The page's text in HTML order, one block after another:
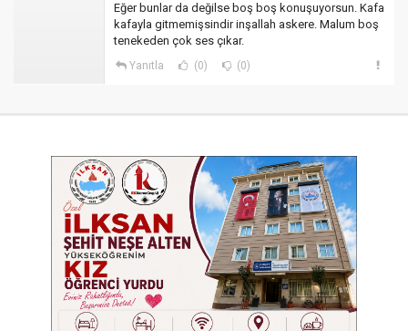
Eğer bunlar da değilse boş boş konuşuyorsun. Kafa
kafayla gitmemişsindir inşallah askere. Malum boş
tenekeden çok ses çıkar.
Yanıtla (0) (0)